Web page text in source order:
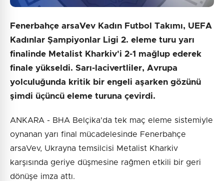
Fenerbahçe arsaVev Kadın Futbol Takımı, UEFA
Kadınlar Şampiyonlar Ligi 2. eleme turu yarı
finalinde Metalist Kharkiv'i 2-1 mağlup ederek
finale yükseldi. Sarı-lacivertliler, Avrupa
yolculuğunda kritik bir engeli aşarken gözünü
şimdi üçüncü eleme turuna çevirdi.
ANKARA - BHA Belçika'da tek maç eleme sistemiyle
oynanan yarı final mücadelesinde Fenerbahçe
arsaVev, Ukrayna temsilcisi Metalist Kharkiv
karşısında geriye düşmesine rağmen etkili bir geri
dönüşe imza attı.